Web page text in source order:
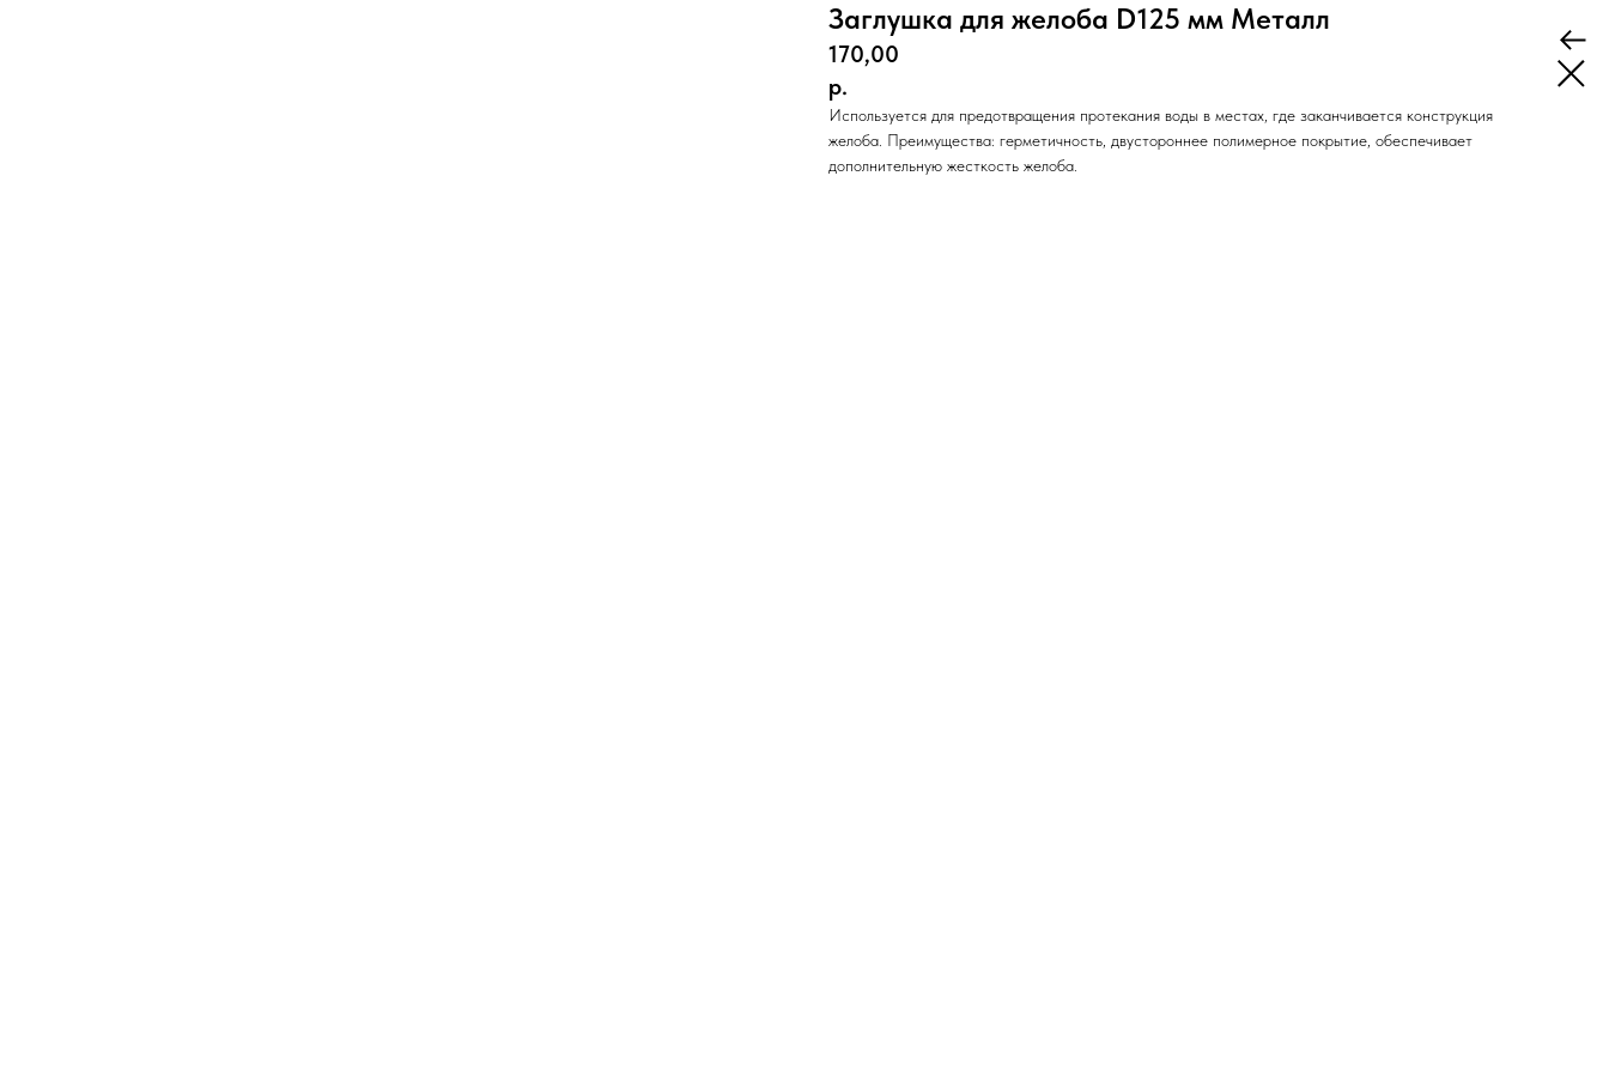
Заглушка для желоба D125 мм Металл
170,00
р.
Используется для предотвращения протекания воды в местах, где заканчивается конструкция
желоба. Преимущества: герметичность, двустороннее полимерное покрытие, обеспечивает
дополнительную жесткость желоба.